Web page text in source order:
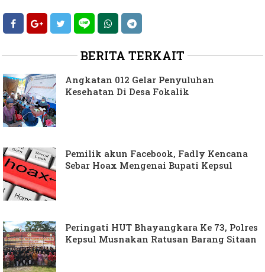
BERITA TERKAIT
Angkatan 012 Gelar Penyuluhan
Kesehatan Di Desa Fokalik
Pemilik akun Facebook, Fadly Kencana
Sebar Hoax Mengenai Bupati Kepsul
Peringati HUT Bhayangkara Ke 73, Polres
Kepsul Musnakan Ratusan Barang Sitaan